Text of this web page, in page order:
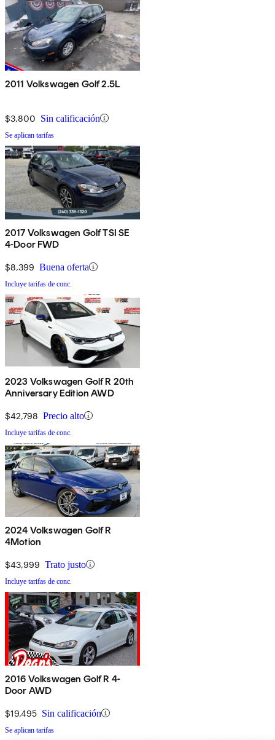
2011 Volkswagen Golf 2.5L
$3,800 Sin calificación
Se aplican tarifas
2017 Volkswagen Golf TSI SE
4-Door FWD
$8,399 Buena oferta
Incluye tarifas de conc.
2023 Volkswagen Golf R 20th
Anniversary Edition AWD
$42,798 Precio alto
Incluye tarifas de conc.
2024 Volkswagen Golf R
4Motion
$43,999 Trato justo
Incluye tarifas de conc.
2016 Volkswagen Golf R 4-
Door AWD
$19,495 Sin calificación
Se aplican tarifas